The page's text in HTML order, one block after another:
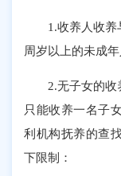
1.收养人收养与
周岁以上的未成
2.无子女的收养
只能收养一名子
利机构抚养的查
下限制：